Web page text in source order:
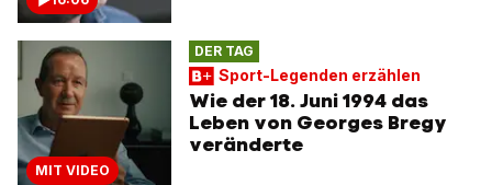
MIT VIDEO
DER TAG
Sport-Legenden erzählen
Wie der 18. Juni 1994 das
Leben von Georges Bregy
veränderte